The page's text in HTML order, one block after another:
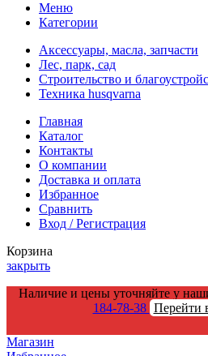
Меню
Категории
Аксессуары, масла, запчасти
Лес, парк, сад
Строительство и
Техника husqvarna
Главная
Каталог
Контакты
О компании
Доставка и оплата
Избранное
Сравнить
Вход / Регистрация
Корзина
закрыть
Наличие и цены уточняйте у
184-78-38 Перейти
Магазин